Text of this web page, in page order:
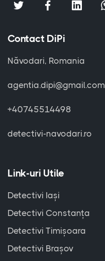
Contact DiPi
Năvodari, Romania
agentia.dipi@gmail.com
+40745514498
detectivi-navodari.ro
Link-uri Utile
Detectivi Iași
Detectivi Constanța
Detectivi Timișoara
Detectivi Brașov